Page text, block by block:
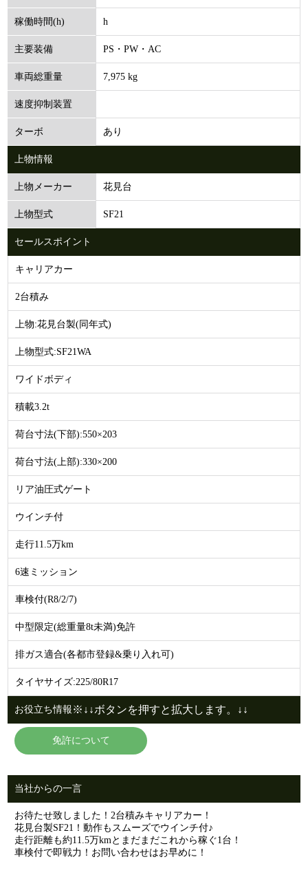
稼働時間(h) h
主要装備 PS・PW・AC
車両総重量 7,975 kg
速度抑制装置
ターボ あり
上物情報
上物メーカー 花見台
上物型式 SF21
セールスポイント
キャリアカー
2台積み
上物:花見台製(同年式)
上物型式:SF21WA
ワイドボディ
積載3.2t
荷台寸法(下部):550×203
荷台寸法(上部):330×200
リア油圧式ゲート
ウインチ付
走行11.5万km
6速ミッション
車検付(R8/2/7)
中型限定(総重量8t未満)免許
排ガス適合(各都市登録&乗り入れ可)
タイヤサイズ:225/80R17
お役立ち情報 ※↓↓ボタンを押すと拡大します。↓↓
免許について
当社からの一言
お待たせ致しました！2台積みキャリアカー！
花見台製SF21！動作もスムーズでウインチ付♪
走行距離も約11.5万kmとまだまだこれから稼ぐ1台！
車検付で即戦力！お問い合わせはお早めに！